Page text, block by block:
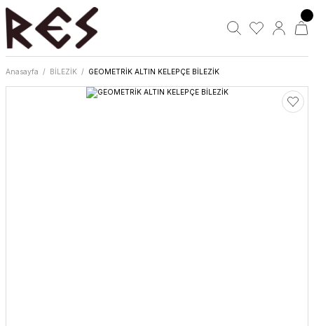
Anasayfa BİLEZİK GEOMETRİK ALTIN KELEPÇE BİLEZİK